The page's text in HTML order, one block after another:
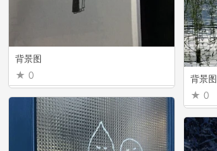
背景图
0
背景图
0